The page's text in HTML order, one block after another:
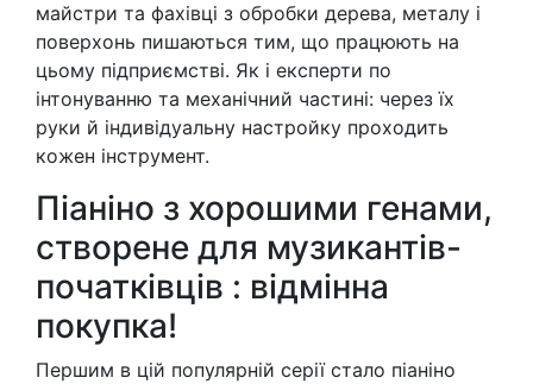
майстри та фахівці з обробки дерева, металу і
поверхонь пишаються тим, що працюють на
цьому підприємстві. Як і експерти по
інтонуванню та механічний частині: через їх
руки й індивідуальну настройку проходить
кожен інструмент.
Піаніно з хорошими генами,
створене для музикантів-
початківців : відмінна
покупка!
Першим в цій популярній серії стало піаніно